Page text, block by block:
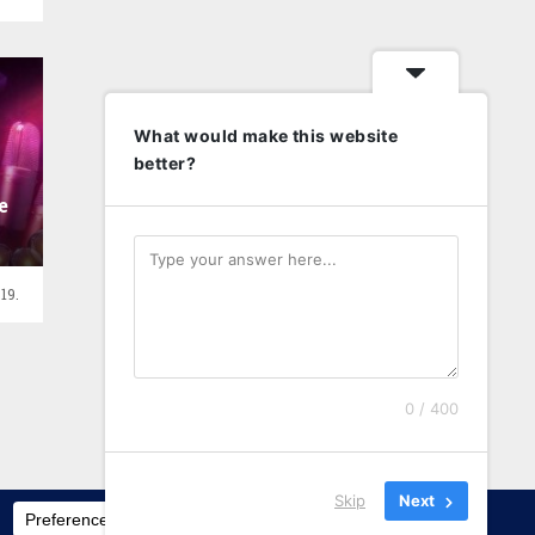
What would make this website
better?
0 / 400
Skip Next